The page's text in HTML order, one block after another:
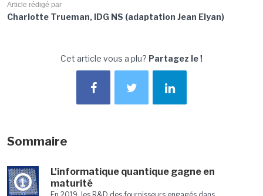
Article rédigé par
Charlotte Trueman, IDG NS (adaptation Jean Elyan)
Cet article vous a plu? Partagez le !
Sommaire
1
L'informatique quantique gagne en
maturité